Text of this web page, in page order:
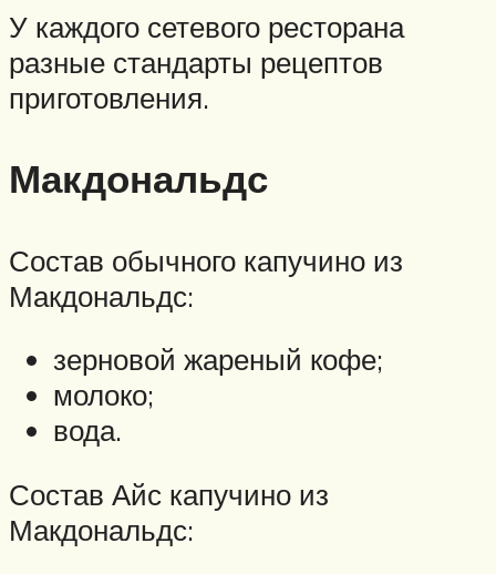
У каждого сетевого ресторана
разные стандарты рецептов
приготовления.
Макдональдс
Состав обычного капучино из
Макдональдс:
зерновой жареный кофе;
молоко;
вода.
Состав Айс капучино из
Макдональдс: